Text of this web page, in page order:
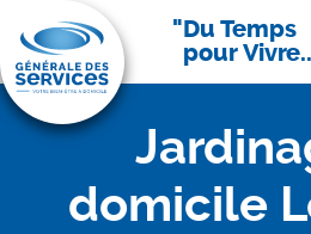
Du Temps
pour
domicile